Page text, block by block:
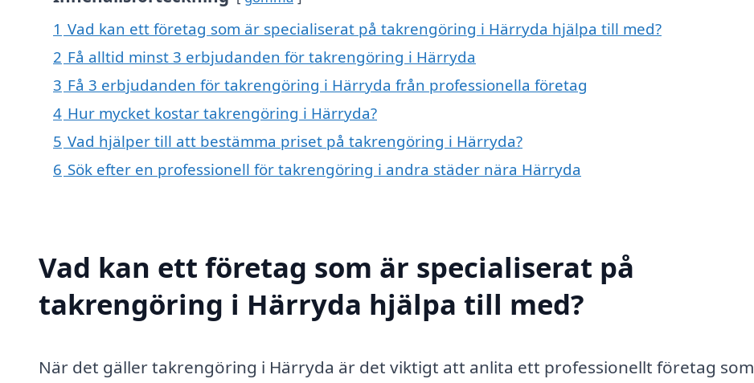
1 Vad kan ett företag som är specialiserat på takrengöring i Härryda hjälpa till med?
2 Få alltid minst 3 erbjudanden för takrengöring i Härryda
3 Få 3 erbjudanden för takrengöring i Härryda från professionella företag
4 Hur mycket kostar takrengöring i Härryda?
5 Vad hjälper till att bestämma priset på takrengöring i Härryda?
6 Sök efter en professionell för takrengöring i andra städer nära Härryda
Vad kan ett företag som är specialiserat på
takrengöring i Härryda hjälpa till med?
När det gäller takrengöring i Härryda är det viktigt att anlita ett professionellt företag som